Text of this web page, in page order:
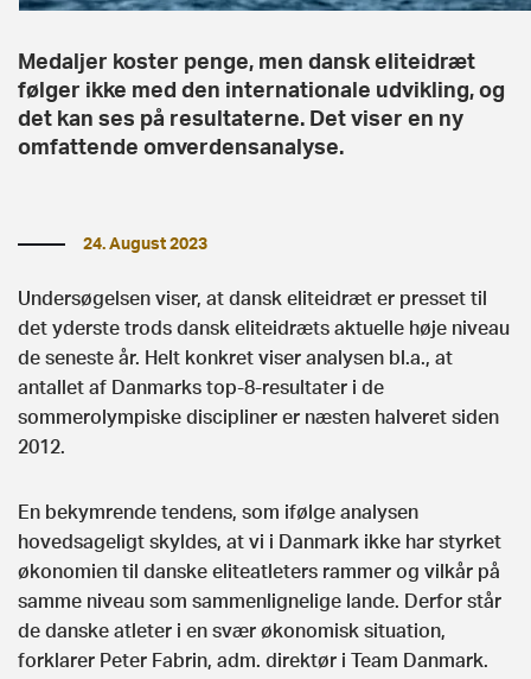
Medaljer koster penge, men dansk eliteidræt
følger ikke med den internationale udvikling, og
det kan ses på resultaterne. Det viser en ny
omfattende omverdensanalyse.
24. August 2023
Undersøgelsen viser, at dansk eliteidræt er presset til
det yderste trods dansk eliteidræts aktuelle høje niveau
de seneste år. Helt konkret viser analysen bl.a., at
antallet af Danmarks top-8-resultater i de
sommerolympiske discipliner er næsten halveret siden
2012.
En bekymrende tendens, som ifølge analysen
hovedsageligt skyldes, at vi i Danmark ikke har styrket
økonomien til danske eliteatleters rammer og vilkår på
samme niveau som sammenlignelige lande. Derfor står
de danske atleter i en svær økonomisk situation,
forklarer Peter Fabrin, adm. direktør i Team Danmark.